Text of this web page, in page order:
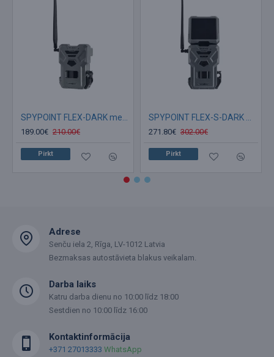
189.00€ 210.00€
Pirkt
271.80€ 302.00€
Pirkt
Adrese
Senču iela 2, Rīga, LV-1012 Latvia
Bezmaksas autostāvieta blakus veikalam.
Darba laiks
Katru darba dienu no 10:00 līdz 18:00
Sestdien no 10:00 līdz 16:00
Kontaktinformācija
+371 27013333 WhatsApp